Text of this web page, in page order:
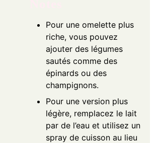
Pour une omelette plus
riche, vous pouvez
ajouter des légumes
sautés comme des
épinards ou des
champignons.
Pour une version plus
légère, remplacez le lait
par de l’eau et utilisez un
spray de cuisson au lieu